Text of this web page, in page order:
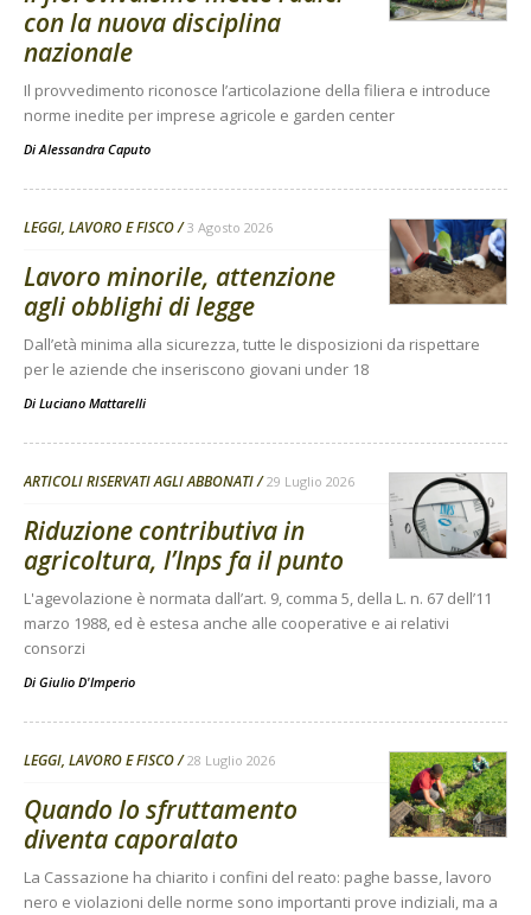
con la nuova disciplina
nazionale
Il provvedimento riconosce l’articolazione della filiera e introduce
norme inedite per imprese agricole e garden center
DiAlessandra Caputo
LEGGI, LAVORO E FISCO 3 Agosto 2026
Lavoro minorile, attenzione
agli obblighi di legge
Dall’età minima alla sicurezza, tutte le disposizioni da rispettare
per le aziende che inseriscono giovani under 18
Di Luciano Mattarelli
ARTICOLI RISERVATI AGLI ABBONATI 29 Luglio 2026
Riduzione contributiva in
agricoltura, l’Inps fa il punto
L'agevolazione è normata dall’art. 9, comma 5, della L. n. 67 dell’11
marzo 1988, ed è estesa anche alle cooperative e ai relativi
consorzi
Di Giulio D'Imperio
LEGGI, LAVORO E FISCO 28 Luglio 2026
Quando lo sfruttamento
diventa caporalato
La Cassazione ha chiarito i confini del reato: paghe basse, lavoro
nero e violazioni delle norme sono importanti prove indiziali, ma a